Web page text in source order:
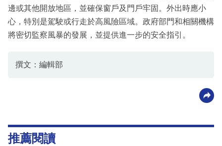
邊或其他開放地區，並確保窗戶及門戶牢固。外出時應小
心，特別是駕駛或行走於高風險區域。政府部門和相關機構
將密切監察風暴的發展，並提供進一步的安全指引。
撰文：編輯部
推薦閱讀